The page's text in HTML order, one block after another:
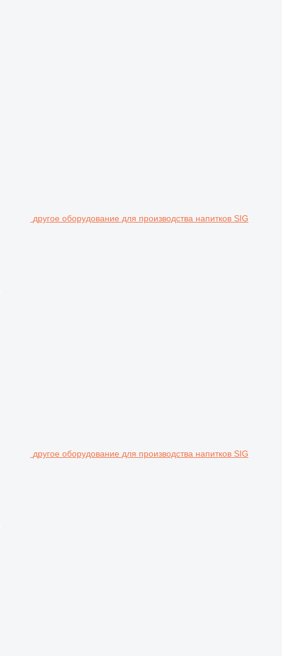
другое оборудование для производства напитков SIG
другое оборудование для производства напитков SIG